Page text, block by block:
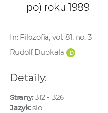
po) roku 1989
In: Filozofia, vol. 81, no. 3
Rudolf Dupkala
Detaily:
Strany:312 - 326
Jazyk:slo